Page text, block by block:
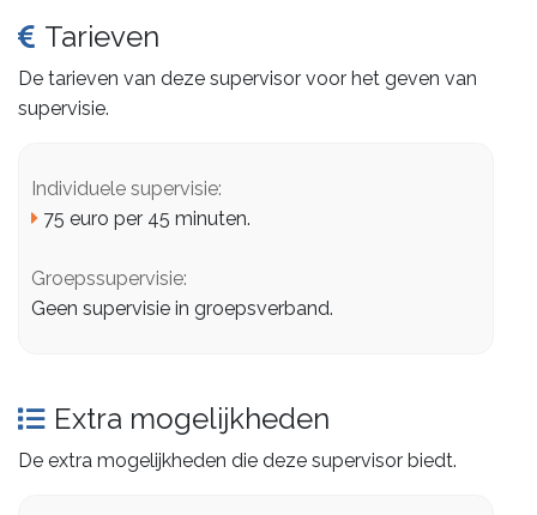
Tarieven
De tarieven van deze supervisor voor het geven van
supervisie.
Individuele supervisie:
75 euro per 45 minuten.
Groepssupervisie:
Geen supervisie in groepsverband.
Extra mogelijkheden
De extra mogelijkheden die deze supervisor biedt.